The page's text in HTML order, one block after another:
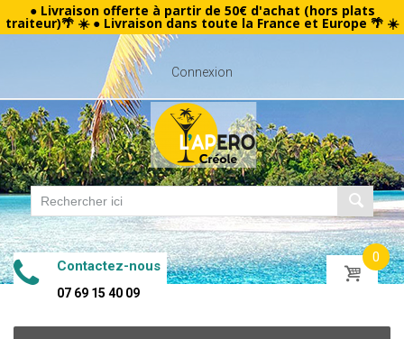
● Livraison offerte à partir de 50€ d'achat (hors plats
traiteur)🌴 ☀️ ● Livraison dans toute la France et Europe 🌴 ☀️
Connexion
Contactez-nous
07 69 15 40 09
0